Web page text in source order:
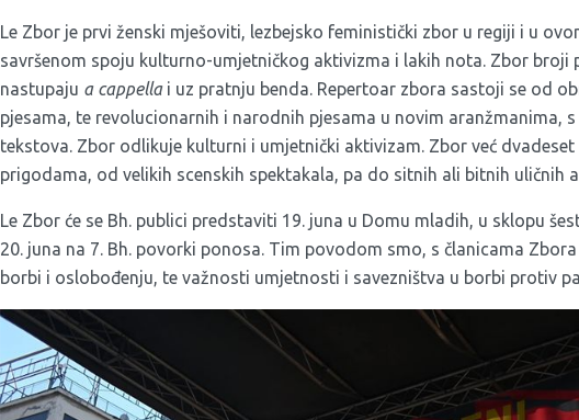
Le Zbor je prvi ženski mješoviti, lezbejsko feministički zbor u regiji i u
savršenom spoju kulturno-umjetničkog aktivizma i lakih nota. Zbor broji
nastupaju a cappellai uz pratnju benda. Repertoar zbora sastoji se od
pjesama, te revolucionarnih i narodnih pjesama u novim aranžmanima,
tekstova. Zbor odlikuje kulturni i umjetnički aktivizam. Zbor već
prigodama, od velikih scenskih spektakala, pa do sitnih ali bitnih uličnih
Le Zbor će se Bh. publici predstaviti 19. juna u Domu mladih, u sklopu
20. juna na 7. Bh. povorki ponosa. Tim povodom smo, s članicama
borbi i oslobođenju, te važnosti umjetnosti i savezništva u borbi protiv